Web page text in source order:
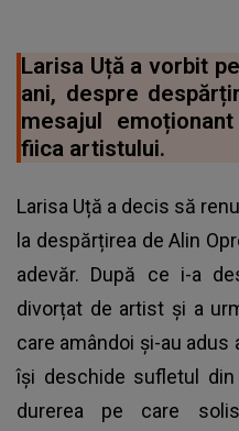
Larisa Uță a vorbit
ani, despre
mesajul
fiica artistului.
Larisa Uță a decis să
la despărțirea de Alin
adevăr. După ce i-a
divorțat de artist și a
care amândoi și-au adus
își deschide sufletul
durerea pe care